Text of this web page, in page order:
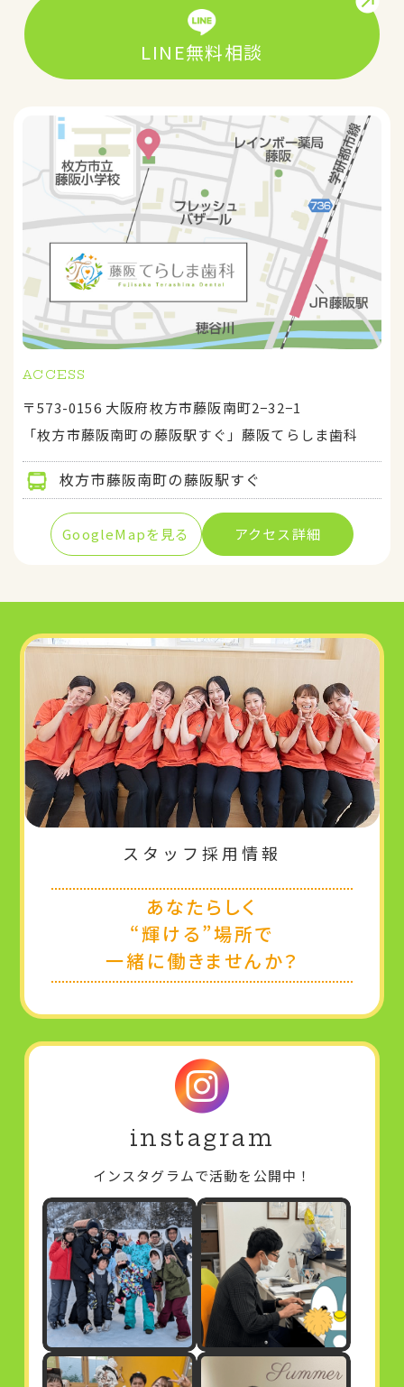
LINE無料相談
ACCESS
〒573-0156 大阪府枚方市藤阪南町2−32−1
「枚方市藤阪南町の藤阪駅すぐ」藤阪てらしま歯科
枚方市藤阪南町の藤阪駅すぐ
GoogleMapを見る アクセス詳細
スタッフ採用情報
あなたらしく
“輝ける”場所で
一緒に働きませんか？
instagram
インスタグラムで活動を公開中！